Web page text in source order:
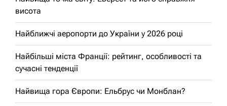
висота
Найближчі аеропорти до України у 2026 році
Найбільші міста Франції: рейтинг, особливості та
сучасні тенденції
Найвища гора Європи: Ельбрус чи Монблан?